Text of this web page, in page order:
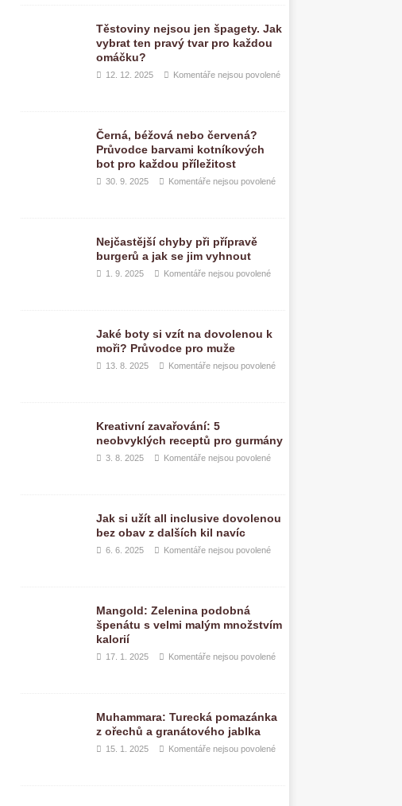
Těstoviny nejsou jen špagety. Jak
vybrat ten pravý tvar pro každou
omáčku?
12. 12. 2025 Komentáře nejsou povolené
Černá, béžová nebo červená?
Průvodce barvami kotníkových
bot pro každou příležitost
30. 9. 2025 Komentáře nejsou povolené
Nejčastější chyby při přípravě
burgerů a jak se jim vyhnout
1. 9. 2025 Komentáře nejsou povolené
Jaké boty si vzít na dovolenou k
moři? Průvodce pro muže
13. 8. 2025 Komentáře nejsou povolené
Kreativní zavařování: 5
neobvyklých receptů pro gurmány
3. 8. 2025 Komentáře nejsou povolené
Jak si užít all inclusive dovolenou
bez obav z dalších kil navíc
6. 6. 2025 Komentáře nejsou povolené
Mangold: Zelenina podobná
špenátu s velmi malým množstvím
kalorií
17. 1. 2025 Komentáře nejsou povolené
Muhammara: Turecká pomazánka
z ořechů a granátového jablka
15. 1. 2025 Komentáře nejsou povolené